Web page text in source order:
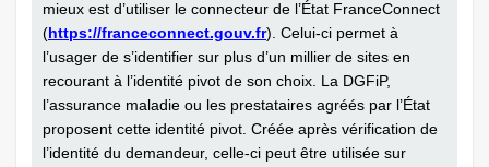
mieux est d’utiliser le connecteur de l’État FranceConnect
(https://franceconnect.gouv.fr). Celui-ci permet à
l’usager de s’identifier sur plus d’un millier de sites en
recourant à l’identité pivot de son choix. La DGFiP,
l’assurance maladie ou les prestataires agréés par l’État
proposent cette identité pivot. Créée après vérification de
l’identité du demandeur, celle-ci peut être utilisée sur